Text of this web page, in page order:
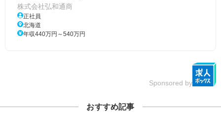
株式会社弘和通商
正社員
北海道
年収440万円～540万円
Sponsored by
おすすめ記事